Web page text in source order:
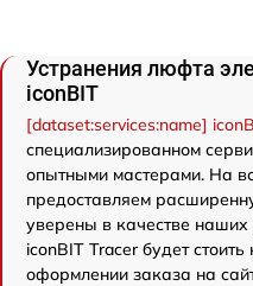
Устранения люфта
iconBIT
[dataset:services:name]
специализированном
опытными мастерами. На
предоставляем
уверены в качестве наших
iconBIT Tracer будет
оформлении заказа на